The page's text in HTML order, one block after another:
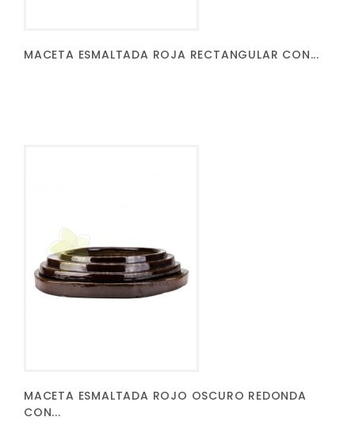
MACETA ESMALTADA ROJA RECTANGULAR CON...
MACETA ESMALTADA ROJO OSCURO REDONDA
CON...